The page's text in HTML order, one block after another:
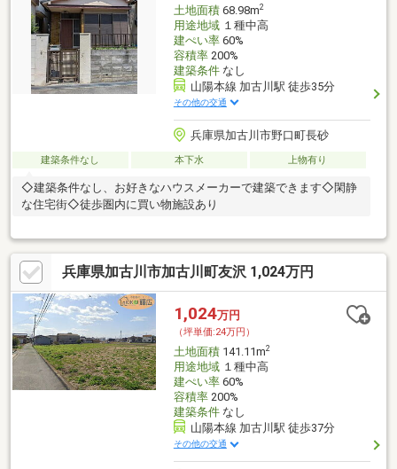
土地面積68.98m2
用途地域１種中高
建ぺい率60%
容積率200%
建築条件なし
山陽本線 加古川駅 徒歩35分
その他の交通
兵庫県加古川市野口町長砂
建築条件なし 本下水 上物有り
◇建築条件なし、お好きなハウスメーカーで建築できます◇閑静
な住宅街◇徒歩圏内に買い物施設あり
兵庫県加古川市加古川町友沢 1,024万円
1,024万円
（坪単価:24万円）
土地面積141.11m2
用途地域１種中高
建ぺい率60%
容積率200%
建築条件なし
山陽本線 加古川駅 徒歩37分
その他の交通